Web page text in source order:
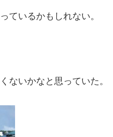
ているかもしれない。
ないかなと思っていた。